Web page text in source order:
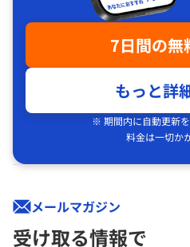
7日間の無
もっと詳
※ 期間内に自動更新
料金は一切か
メールマガジン
受け取る情報で